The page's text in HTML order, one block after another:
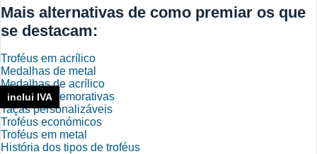
Mais alternativas de como premiar os que
se destacam:
Troféus em acrílico
Medalhas de metal
Medalhas de acrílico
Placas comemorativas
Taças personalizáveis
Troféus económicos
Troféus em metal
História dos tipos de troféus
inclui IVA